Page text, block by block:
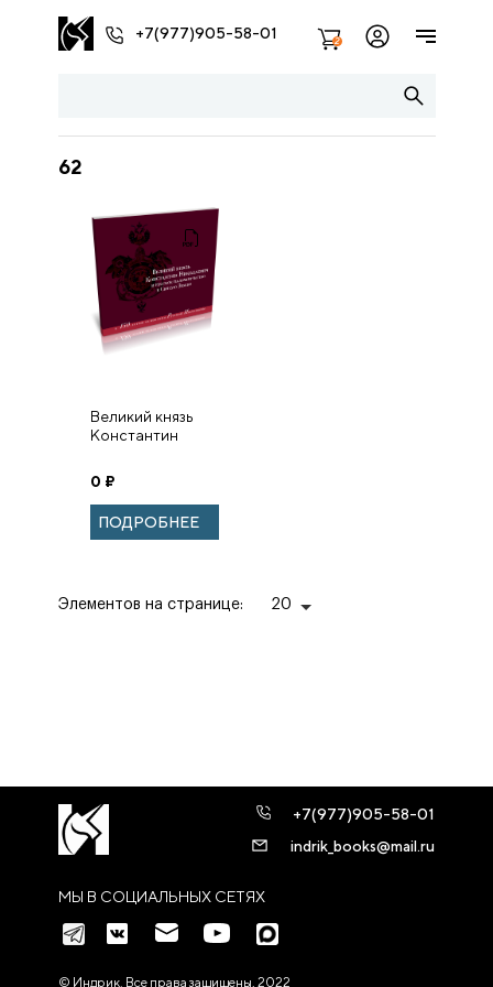
+7(977)905-58-01 2
62
Великий князь
Константин
русское
паломничество в
Святую Землю. К
150-летию
0 ₽
ПОДРОБНЕЕ
Элементов на странице: 20
МЫ В СОЦИАЛЬНЫХ СЕТЯХ
+7(977)905-58-01
indrik_books@mail.ru
© Индрик. Все права защищены, 2022